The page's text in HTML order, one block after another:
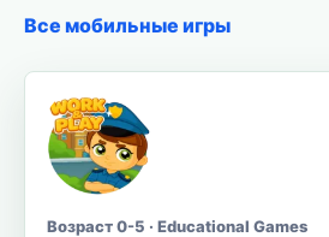
Все мобильные игры
Возраст 0-5 · Educational Games